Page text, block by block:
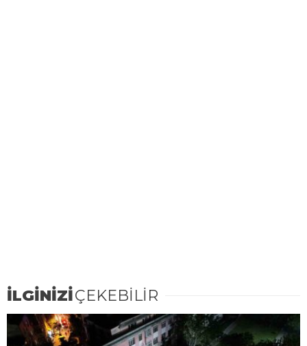
İLGİNİZİÇEKEBİLİR